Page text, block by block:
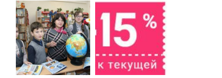
Московской области